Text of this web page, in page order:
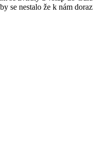
se nestalo že k nám